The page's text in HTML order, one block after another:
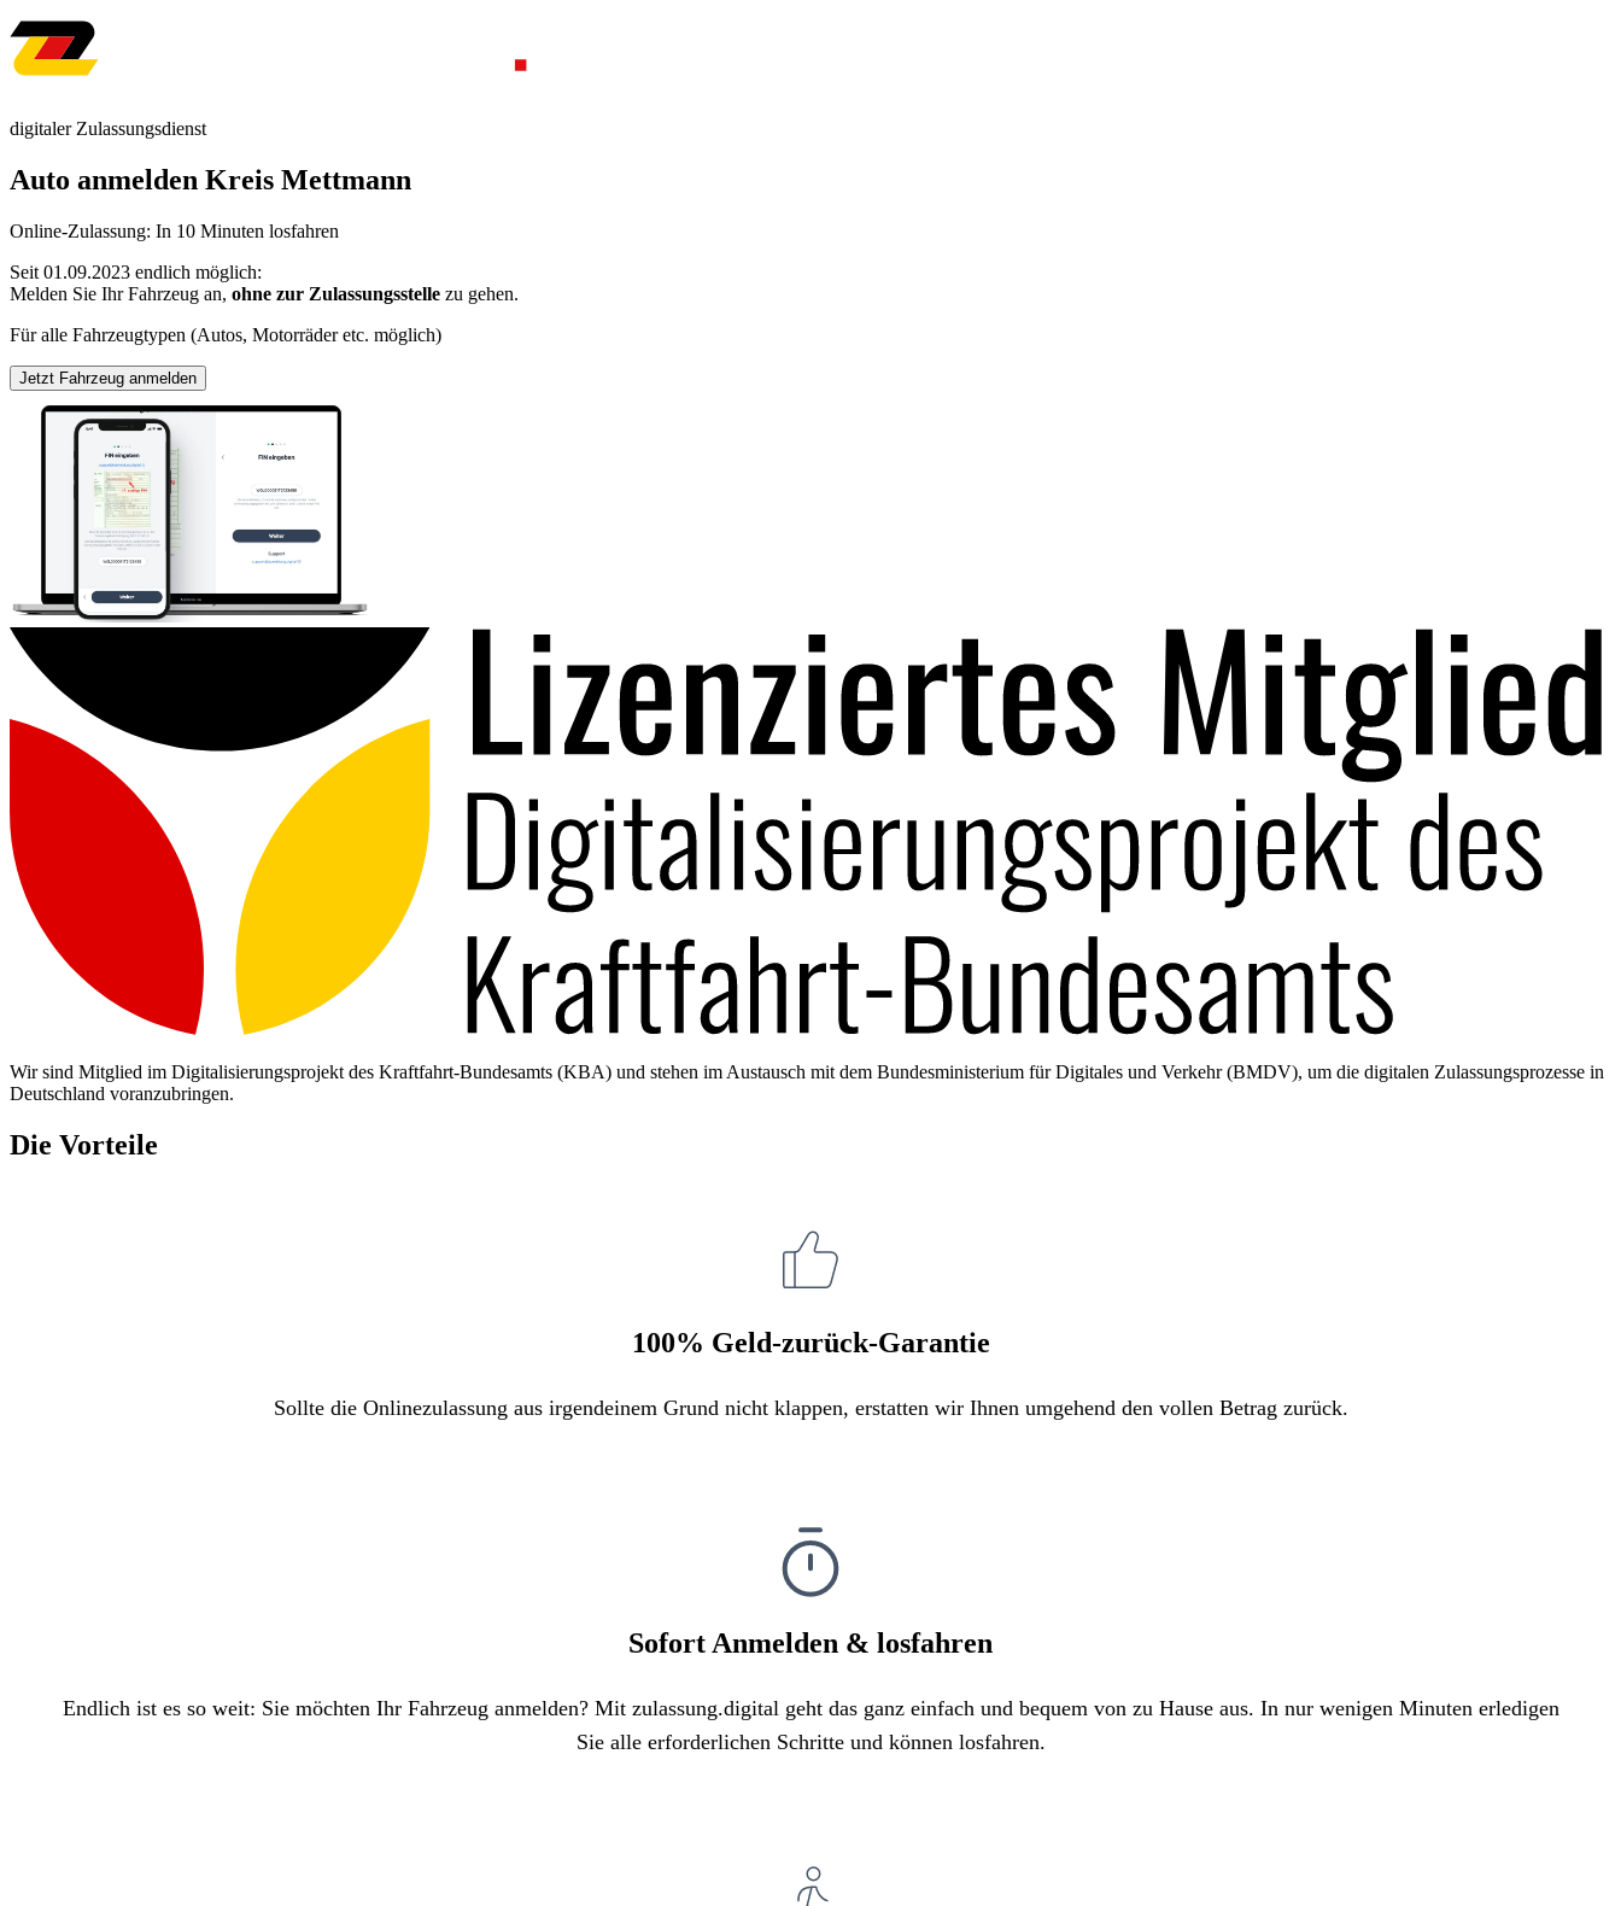
digitaler Zulassungsdienst
Auto anmelden Kreis Mettmann
Online-Zulassung: In 10 Minuten losfahren
Seit 01.09.2023 endlich möglich:
Melden Sie Ihr Fahrzeug an, ohne zur Zulassungsstelle zu gehen.
Für alle Fahrzeugtypen (Autos, Motorräder etc. möglich)
Jetzt Fahrzeug anmelden
Wir sind Mitglied im Digitalisierungsprojekt des Kraftfahrt-Bundesamts (KBA) und stehen im Austausch mit dem Bundesministerium für Digitales und Verkehr (BMDV), um die digitalen Zulassungsprozesse in
Deutschland voranzubringen.
Die Vorteile
100% Geld-zurück-Garantie
Sollte die Onlinezulassung aus irgendeinem Grund nicht klappen, erstatten wir Ihnen umgehend den vollen Betrag zurück.
Sofort Anmelden & losfahren
Endlich ist es so weit: Sie möchten Ihr Fahrzeug anmelden? Mit zulassung.digital geht das ganz einfach und bequem von zu Hause aus. In nur wenigen Minuten erledigen
Sie alle erforderlichen Schritte und können losfahren.